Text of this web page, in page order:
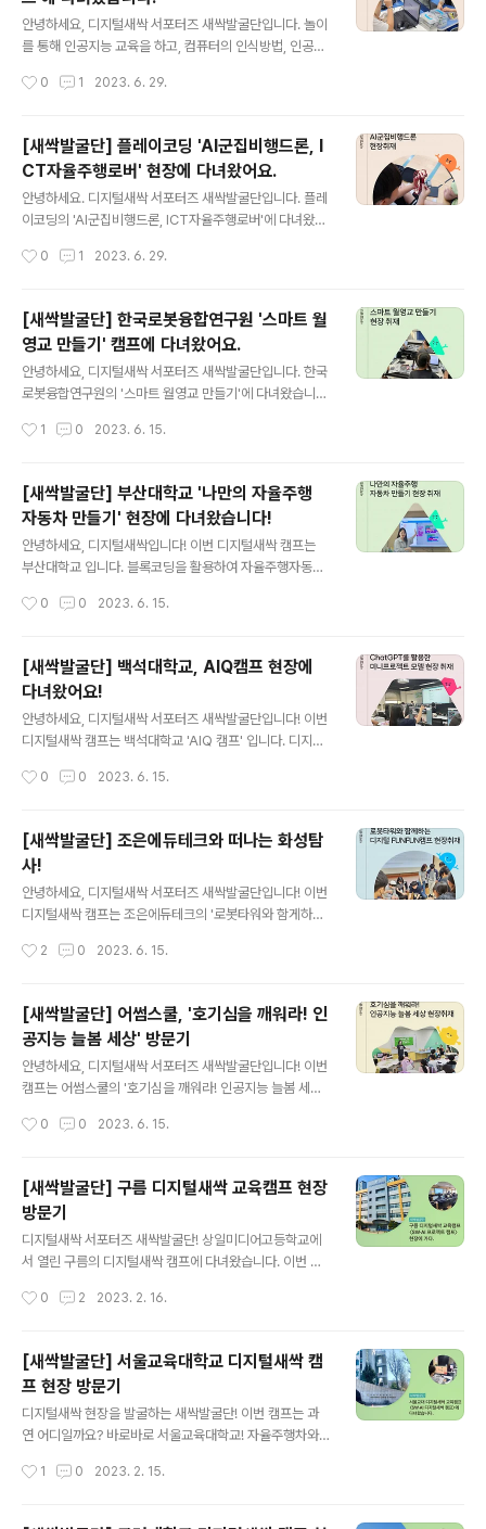
안녕하세요, 디지털새싹 서포터즈 새싹발굴단입니다. 놀이
를 통해 인공지능 교육을 하고, 컴퓨터의 인식방법, 인공지
'뚝딱뚝딱 코딩하기: 체험키트로 만드는 코딩랜드'에 다녀
래 링크를 클릭해주세요! ★콘텐츠 바로가기: https://blo
g.naver.com/new_sac/223142036675 [디지털새
싹 새싹발굴단] 테크빌에서 진행한 에 다녀왔답니다^^ [디
지털새싹 새싹발굴단] 테크빌에서 진행한 에 다녀왔답니다
^^ 안녕하세요!... blog.naver.com
0 1 2023. 6. 29.
[새싹발굴단] 플레이코딩 'AI군집비행드론, I
CT자율주행로버' 현장에 다녀왔어요.
안녕하세요. 디지털새싹 서포터즈 새싹발굴단입니다. 플레
이코딩의 'AI군집비행드론, ICT자율주행로버'에 다녀왔습
자율주행로버 제작을 해보는 시간이었습니다. 캠프가 궁금
요! ★콘텐츠 바로가기: https://blog.naver.com/new_
sac/223140932901
0 1 2023. 6. 29.
[새싹발굴단] 한국로봇융합연구원 '스마트 월
영교 만들기' 캠프에 다녀왔어요.
안녕하세요, 디지털새싹 서포터즈 새싹발굴단입니다. 한국
로봇융합연구원의 '스마트 월영교 만들기'에 다녀왔습니
즘을 구현해보는 시간이었습니다. 캠프가 궁금하시다면 지
바로가기 : https://blog.naver.com/new_sac/22312
7645188 [디지털새싹 새싹발굴단] 한국로봇융합연구원
캠프에 다녀왔습니다! [디지털새싹 새싹발굴단] 한국로봇
융합연구원 캠프에 다녀왔습니다! 안녕하... blog.naver.c
om
1 0 2023. 6. 15.
[새싹발굴단] 부산대학교 '나만의 자율주행
자동차 만들기' 현장에 다녀왔습니다!
안녕하세요, 디지털새싹입니다! 이번 디지털새싹 캠프는
부산대학교 입니다. 블록코딩을 활용하여 자율주행자동차
로 이미지 혹은 아래 링크를 클릭해주세요! ★ 콘텐츠 바로
31877 [디지털새싹 새싹발굴단] 부산대학교의 현장에 다
녀왔어요! [디지털새싹 새싹발굴단] 부산대학교 디지털새
싹 교육캠프 현장에 ... blog.naver.com
0 0 2023. 6. 15.
[새싹발굴단] 백석대학교, AIQ캠프 현장에
다녀왔어요!
안녕하세요, 디지털새싹 서포터즈 새싹발굴단입니다! 이번
디지털새싹 캠프는 백석대학교 'AIQ 캠프' 입니다. 디지털
트 모델 수업을 경험하는 시간이었습니다! 캠프가 궁금하
★ 콘텐츠 바로가기 : https://blog.naver.com/new_s
ac/223122496186 [디지털새싹 새싹발굴단] 백석대학
교에서 열린 AIQ캠프 현장에 다녀왔어요! [디지털새싹 새
싹발굴단] 백석대학교에서 열린 AIQ캠프 현장에 다녀왔어
요! 안녕하세요! 디지털 봄날을 ... blog.naver.com
0 0 2023. 6. 15.
[새싹발굴단] 조은에듀테크와 떠나는 화성탐
사!
안녕하세요, 디지털새싹 서포터즈 새싹발굴단입니다! 이번
디지털새싹 캠프는 조은에듀테크의 '로봇타워와 함게하는
로 화성탐사를 하는 즐거운 시간이었습니다 ~ 궁금하시다
콘텐츠 바로가기 : https://blog.naver.com/new_sac/
223117326631 [디지털새싹 새싹발굴단] 조은에듀테크
와 함께 화성탐사를 다녀왔어요! [디지털새싹 새싹발굴단]
조은에듀테크와 함께 화성탐사를 다녀왔어요! 안녕하세요!
새싹발굴단 봄날이입니... blog.naver.com
2 0 2023. 6. 15.
[새싹발굴단] 어썸스쿨, '호기심을 깨워라! 인
공지능 늘봄 세상' 방문기
안녕하세요, 디지털새싹 서포터즈 새싹발굴단입니다! 이번
캠프는 어썸스쿨의 '호기심을 깨워라! 인공지능 늘봄 세상'
다 ~ 궁금하시다면 지금 바로 이미지 혹은 아래 링크를 클
om/new_sac/223117303297 [디지털새싹 새싹발굴
단] 어썸스쿨, ‘호기심을 깨워라! 인공지능 늘봄 세상’현장
취재 [디지털새싹 새싹발굴단] 어썸스쿨(컨소시엄 : 글로
랑), ‘호기심을 깨워라! 인공지능 늘봄 세상’현장 취... blo
g.naver.com
0 0 2023. 6. 15.
[새싹발굴단] 구름 디지털새싹 교육캠프 현장
방문기
디지털새싹 서포터즈 새싹발굴단! 상일미디어고등학교에
서 열린 구름의 디지털새싹 캠프에 다녀왔습니다. 이번 교
지, 또한 어떤 교육이 이뤄졌는지 궁금하시다면? 지금 바로
tps://blog.naver.com/new_sac/223016300757
0 2 2023. 2. 16.
[새싹발굴단] 서울교육대학교 디지털새싹 캠
프 현장 방문기
디지털새싹 현장을 발굴하는 새싹발굴단! 이번 캠프는 과
연 어디일까요? 바로바로 서울교육대학교! 자율주행차와
동차를 가지고 레이싱해보고, 드론을 움직이며 장애물도
바로 이미지 혹은 아래 링크를 클릭해주세요! ● 콘텐츠 바
1 0 2023. 2. 15.